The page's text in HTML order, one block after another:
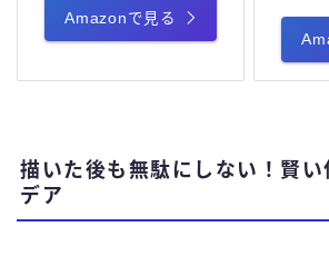
Amazonで見る
描いた後も無駄にしない！賢い
デア